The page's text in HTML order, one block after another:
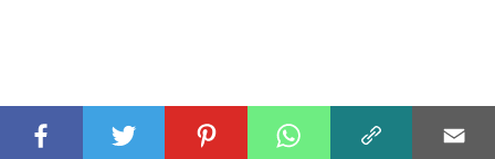
34 Faits Sur Systèmes 33 Faits Sur Palmier Chou